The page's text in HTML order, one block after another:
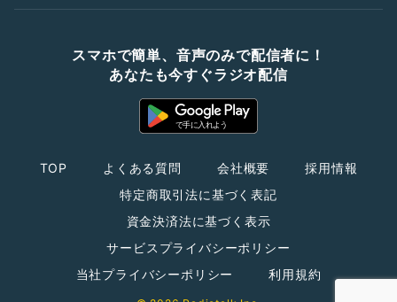
スマホで簡単、音声のみで配信者に！
あなたも今すぐラジオ配信
TOP よくある質問 会社概要
採用情報
特定商取引法に基づく表記
資金決済法に基づく表示
サービスプライバシーポリシー
当社プライバシーポリシー
利用規約